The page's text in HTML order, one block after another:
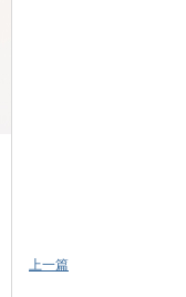
上一篇